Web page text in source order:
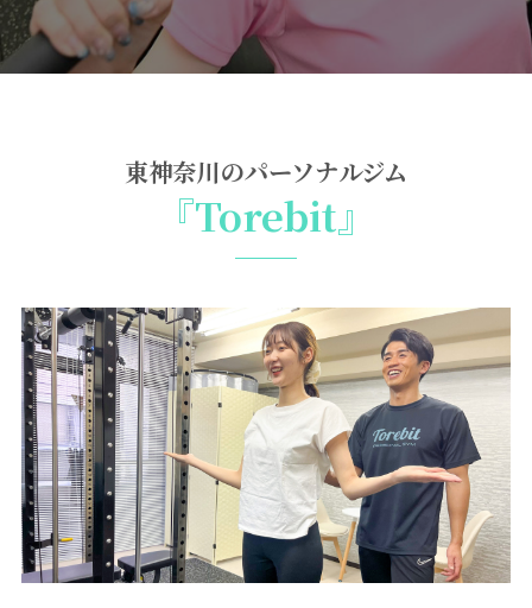
東神奈川のパーソナルジム
『Torebit』